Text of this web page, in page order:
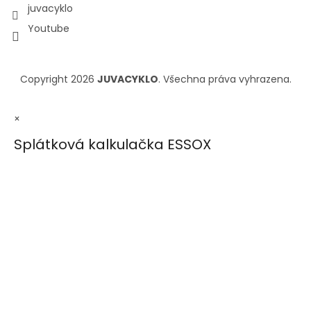
juvacyklo
Youtube
Copyright 2026 JUVACYKLO. Všechna práva vyhrazena.
×
Splátková kalkulačka ESSOX